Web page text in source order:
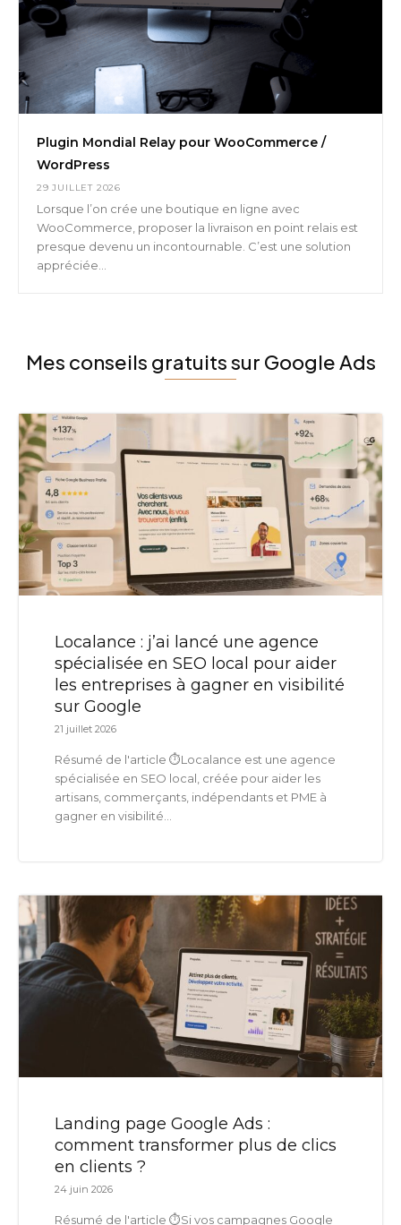
Plugin Mondial Relay pour WooCommerce /
WordPress
29 JUILLET 2026
Lorsque l’on crée une boutique en ligne avec
WooCommerce, proposer la livraison en point relais est
presque devenu un incontournable. C’est une solution
appréciée...
Mes conseils gratuits sur Google Ads
Localance : j’ai lancé une agence
spécialisée en SEO local pour aider
les entreprises à gagner en visibilité
sur Google
21 juillet 2026
Résumé de l'article ⏱️Localance est une agence
spécialisée en SEO local, créée pour aider les
artisans, commerçants, indépendants et PME à
gagner en visibilité...
Landing page Google Ads :
comment transformer plus de clics
en clients ?
24 juin 2026
Résumé de l'article ⏱️Si vos campagnes Google